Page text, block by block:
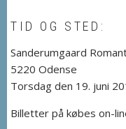
TID OG STED:
Sanderumgaard
5220 Odense
Torsdag den 19. juni
Billetter på købes on-